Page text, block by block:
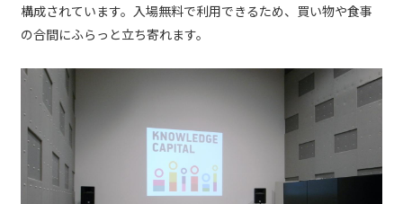
構成されています。入場無料で利用できるため、買い物や食事
の合間にふらっと立ち寄れます。